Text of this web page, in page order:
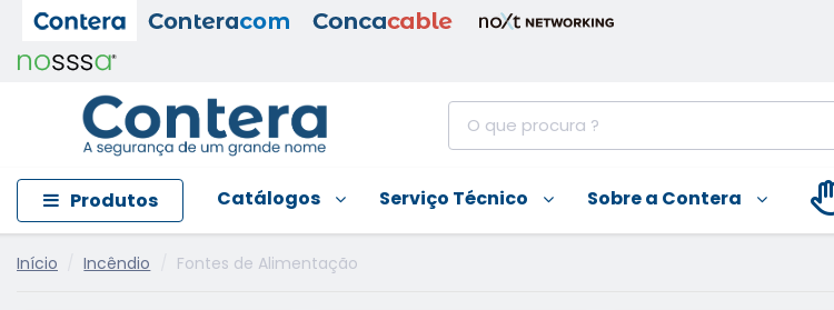
Produtos Catálogos Serviço Técnico Sobre a Contera
Início Incêndio Fontes de Alimentação